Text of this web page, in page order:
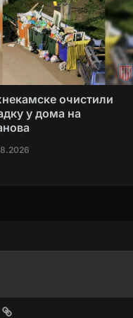
очистили
у дома на